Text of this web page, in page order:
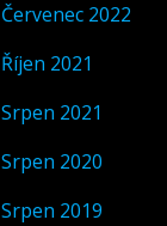
Červenec 2022
Říjen 2021
Srpen 2021
Srpen 2020
Srpen 2019